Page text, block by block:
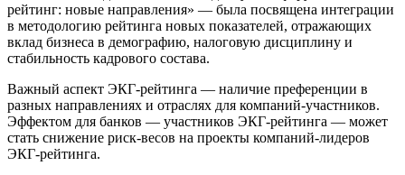
рейтинг: новые направления» — была посвящена интеграции
в методологию рейтинга новых показателей, отражающих
вклад бизнеса в демографию, налоговую дисциплину и
стабильность кадрового состава.
Важный аспект ЭКГ-рейтинга — наличие преференции в
разных направлениях и отраслях для компаний-участников.
Эффектом для банков — участников ЭКГ-рейтинга — может
стать снижение риск-весов на проекты компаний-лидеров
ЭКГ-рейтинга.